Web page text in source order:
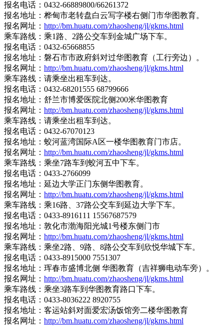
报名电话：0432-66889800/66261372
报名地址：桦甸市老转盘白云写字楼右侧门市华图教育。
报名网址： http://bm.huatu.com/zhaosheng/jl/gkms.html
乘车路线：乘1路、2路公交车到金城广场下车。
报名电话：0432-65668855
报名地址：磐石市市政府斜对过华图教育（工行旁边）。
报名网址： http://bm.huatu.com/zhaosheng/jl/gkms.html
乘车路线：请乘坐出租车到达。
报名电话：0432-68201555 68799666
报名地址：舒兰市博爱医院北侧200米华图教育
报名网址： http://bm.huatu.com/zhaosheng/jl/gkms.html
乘车路线：请乘坐出租车到达。
报名电话：0432-67070123
报名地址：蛟河蓝湾国际A区一楼华图教育门市店。
报名网址： http://bm.huatu.com/zhaosheng/jl/gkms.html
乘车路线：乘坐7路车到蛟河五中下车。
报名电话：0433-2766099
报名地址：延边大学正门东侧华图教育。
报名网址： http://bm.huatu.com/zhaosheng/jl/gkms.html
乘车路线：乘16路、37路公交车到延边大学下车。
报名电话：0433-8916111 15567687579
报名地址：敦化市渤海阳光城1号楼东侧门市
报名网址： http://bm.huatu.com/zhaosheng/jl/gkms.html
乘车路线：乘坐2路、9路、8路公交车到欣悦华城下车。
报名电话：0433-8915000 7551307
报名地址：珲春市盛博北侧 华图教育（吉祥狮电动车旁）。
报名网址： http://bm.huatu.com/zhaosheng/jl/gkms.html
乘车路线：乘坐3路车到华图教育路口下车。
报名电话：0433-8036222 8920755
报名地址：客运站斜对面爱宏汤饭馆旁二楼华图教育
报名网址： http://bm.huatu.com/zhaosheng/jl/gkms.html